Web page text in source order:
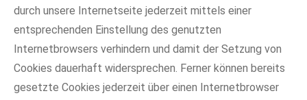
durch unsere Internetseite jederzeit mittels einer
entsprechenden Einstellung des genutzten
Internetbrowsers verhindern und damit der Setzung von
Cookies dauerhaft widersprechen. Ferner können bereits
gesetzte Cookies jederzeit über einen Internetbrowser